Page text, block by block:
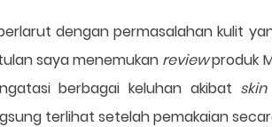
dengan permasalahan kulit
saya menemukan reviewproduk
berbagai keluhan akibat
terlihat setelah pemakaian